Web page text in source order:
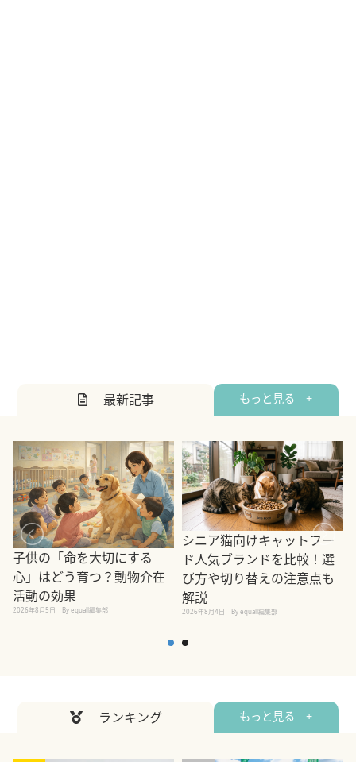
最新記事 もっと見る +
子供の「命を大切にする
心」はどう育つ？動物介在
活動の効果
2026年8月5日 By equall編集部
シニア猫向けキャットフー
ド人気ブランドを比較！選
び方や切り替えの注意点も
解説
2026年8月4日 By equall編集部
ランキング もっと見る +